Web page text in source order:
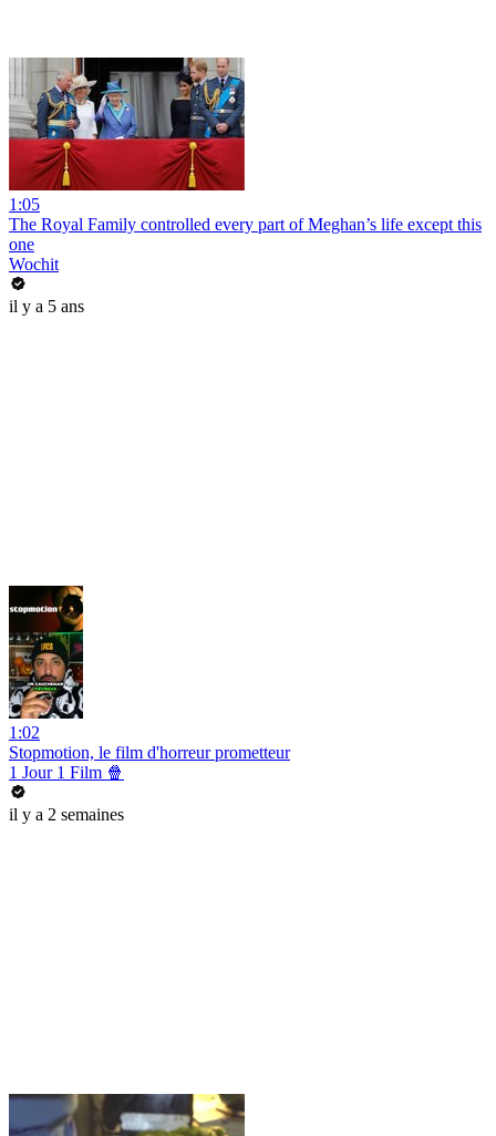
1:05
The Royal Family controlled every part of Meghan’s life except this
one
Wochit
il y a 5 ans
1:02
Stopmotion, le film d'horreur prometteur
1 Jour 1 Film 🍿
il y a 2 semaines